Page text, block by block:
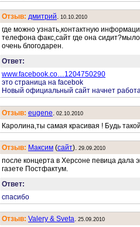
Отзыв: дмитрий. 10.10.2010
где можно узнать,контактную
телефона факс,сайт где она
очень блогодарен.
Ответ:
www.facebook.co…1204750290
это страница на facebok
Новый официальный сайт начнет
Отзыв: eugene. 02.10.2010
Каролина,ты самая красивая ! Будь
Отзыв: Максим (cайт). 29.09.2010
после концерта в Херсоне певица дала
газете Постфактум.
Ответ:
спасибо
Отзыв: Valery & Sveta. 25.09.2010